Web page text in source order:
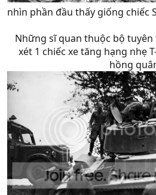
nhìn phần đầu thấy giống chiếc
Những sĩ quan thuộc bộ
xét 1 chiếc xe tăng hạng nhẹ
hồng